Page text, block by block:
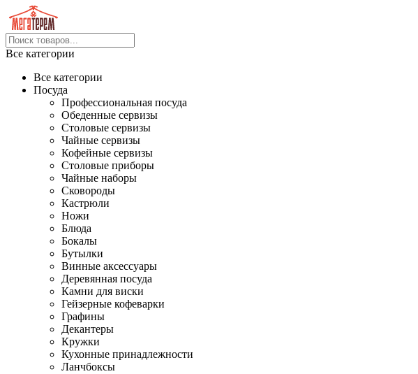
Все категории
Все категории
Посуда
Профессиональная посуда
Обеденные сервизы
Столовые сервизы
Чайные сервизы
Кофейные сервизы
Столовые приборы
Чайные наборы
Сковороды
Кастрюли
Ножи
Блюда
Бокалы
Бутылки
Винные аксессуары
Деревянная посуда
Камни для виски
Гейзерные кофеварки
Графины
Декантеры
Кружки
Кухонные принадлежности
Ланчбоксы